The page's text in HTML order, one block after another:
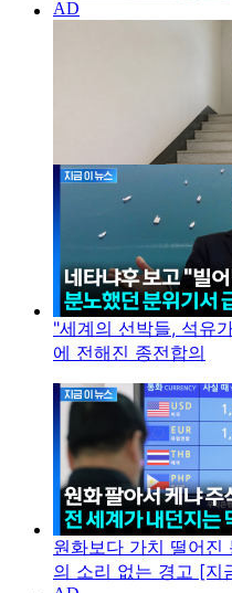
"세계의 선박들, 석유
에 전해진 종전합의
원화보다 가치 떨어진
의 소리 없는 경고 [지